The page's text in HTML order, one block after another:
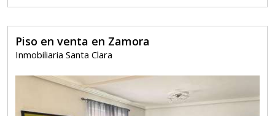
Piso en venta en Zamora
Inmobiliaria Santa Clara